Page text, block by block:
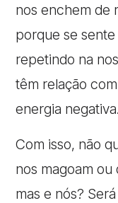
nos enchem de
porque se
repetindo na
têm relação
energia negativa.
Com isso, não
nos magoam ou
mas e nós?